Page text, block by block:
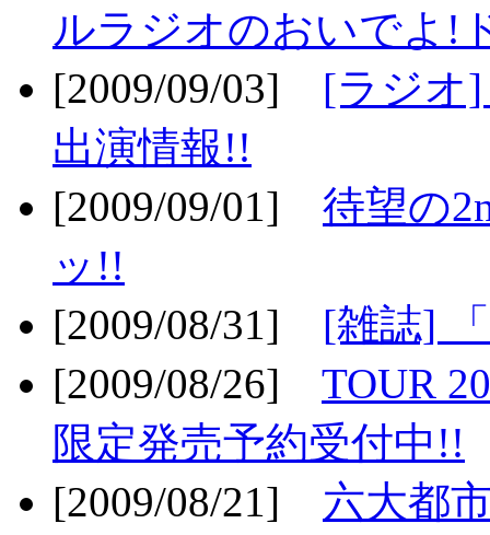
ルラジオのおいでよ!
[2009/09/03] [ラジオ]
出演情報!!
[2009/09/01] 待望の
ッ!!
[2009/08/31] [雑誌]
[2009/08/26] TOUR
限定発売予約受付中!!
[2009/08/21] 六大都